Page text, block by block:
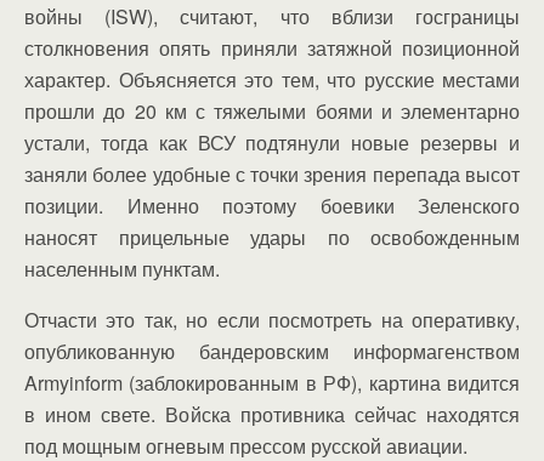
войны (ISW), считают, что вблизи госграницы
столкновения опять приняли затяжной позиционной
характер. Объясняется это тем, что русские местами
прошли до 20 км с тяжелыми боями и элементарно
устали, тогда как ВСУ подтянули новые резервы и
заняли более удобные с точки зрения перепада высот
позиции. Именно поэтому боевики Зеленского
наносят прицельные удары по освобожденным
населенным пунктам.
Отчасти это так, но если посмотреть на оперативку,
опубликованную бандеровским информагенством
Armyinform (заблокированным в РФ), картина видится
в ином свете. Войска противника сейчас находятся
под мощным огневым прессом русской авиации.